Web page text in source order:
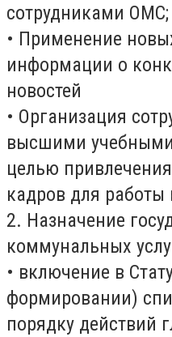
сотрудниками ОМС;
• Применение
информации о
новостей
• Организация
высшими
целью
кадров для
2. Назначение
коммунальных
• включение в
формировании)
порядку действий